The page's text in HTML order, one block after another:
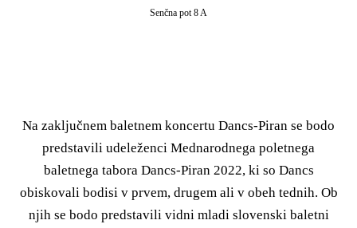
Senčna pot 8 A
Na zaključnem baletnem koncertu Dancs-Piran se bodo
predstavili udeleženci Mednarodnega poletnega
baletnega tabora Dancs-Piran 2022, ki so Dancs
obiskovali bodisi v prvem, drugem ali v obeh tednih. Ob
njih se bodo predstavili vidni mladi slovenski baletni